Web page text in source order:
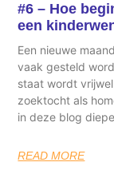
#6 – Hoe
een
Een nieuwe
vaak gesteld
staat wordt
zoektocht als
in deze blog
READ MORE